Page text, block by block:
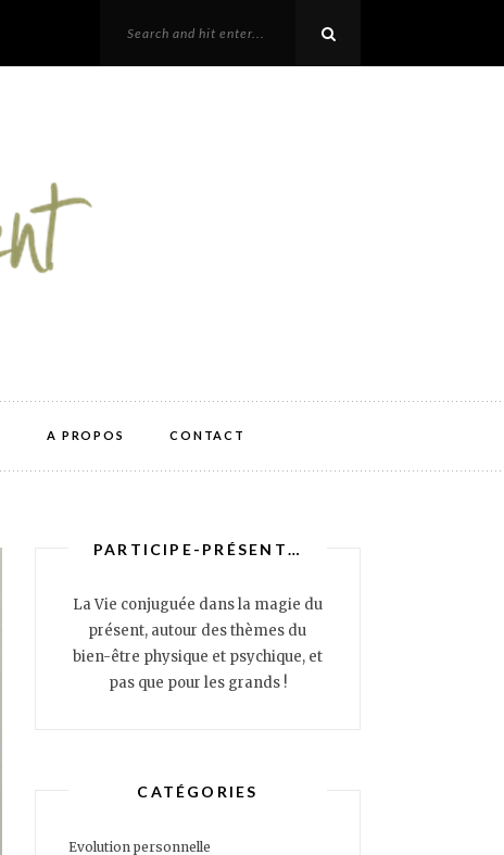
A PROPOS CONTACT
PARTICIPE-PRÉSENT…
La Vie conjuguée dans la magie du
présent, autour des thèmes du
bien-être physique et psychique, et
pas que pour les grands !
CATÉGORIES
Evolution personnelle